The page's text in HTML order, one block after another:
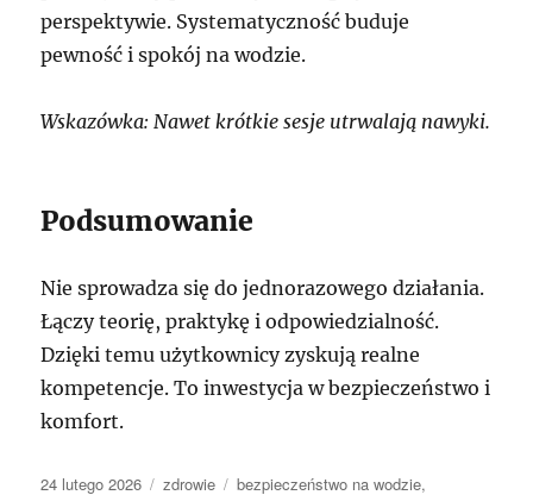
perspektywie. Systematyczność buduje
pewność i spokój na wodzie.
Wskazówka: Nawet krótkie sesje utrwalają nawyki.
Podsumowanie
Nie sprowadza się do jednorazowego działania.
Łączy teorię, praktykę i odpowiedzialność.
Dzięki temu użytkownicy zyskują realne
kompetencje. To inwestycja w bezpieczeństwo i
komfort.
Data
24 lutego 2026 Kategorie
zdrowie Tagi
bezpieczeństwo na wodzie,